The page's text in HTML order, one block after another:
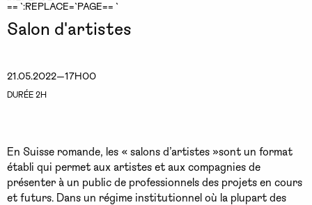
== `:REPLACE=`PAGE== `
Salon d'artistes
21.05.2022—17H00
DURÉE 2H
En Suisse romande, les « salons d’artistes »sont un format
établi qui permet aux artistes et aux compagnies de
présenter à un public de professionnels des projets en cours
et futurs. Dans un régime institutionnel où la plupart des